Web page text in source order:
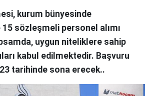
kurum bünyesinde
15 sözleşmeli personel alımı
uygun niteliklere sahip
kabul edilmektedir. Başvuru
tarihinde sona erecek..